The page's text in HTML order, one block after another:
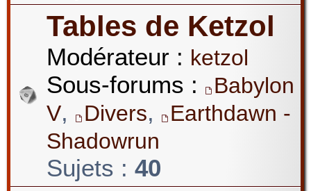
Tables de Ketzol
Modérateur : ketzol
Sous-forums :
Babylon
V, Divers,
Earthdawn -
Shadowrun
Sujets : 40